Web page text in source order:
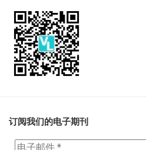
订阅我们的电子期刊